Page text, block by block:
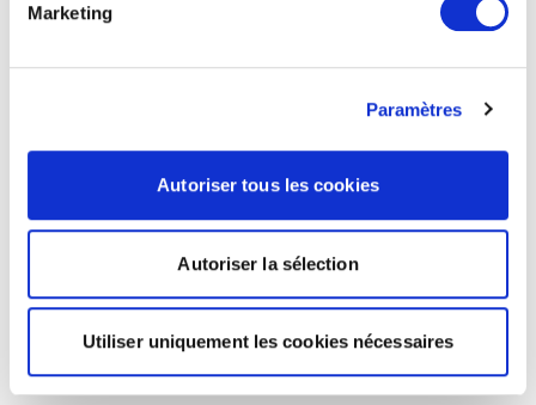
Marketing
Paramètres
Autoriser tous les cookies
Autoriser la sélection
Utiliser uniquement les cookies nécessaires